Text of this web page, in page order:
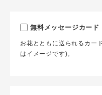
無料メッセージカード
お花とともに送られるカー
はイメージです)。